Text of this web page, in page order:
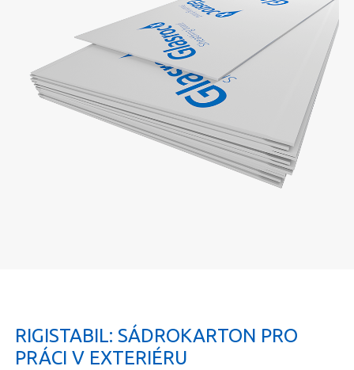
RIGISTABIL: SÁDROKARTON PRO
PRÁCI V EXTERIÉRU